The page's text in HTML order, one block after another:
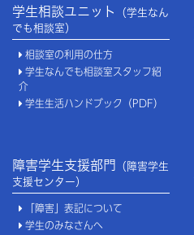
学生相談ユニット
（学生なん
でも相談室）
相談室の利用の仕方
学生なんでも相談室スタッフ紹
介
学生生活ハンドブック（PDF）
障害学生支援部門
（障害学生
支援センター）
「障害」表記について
学生のみなさんへ